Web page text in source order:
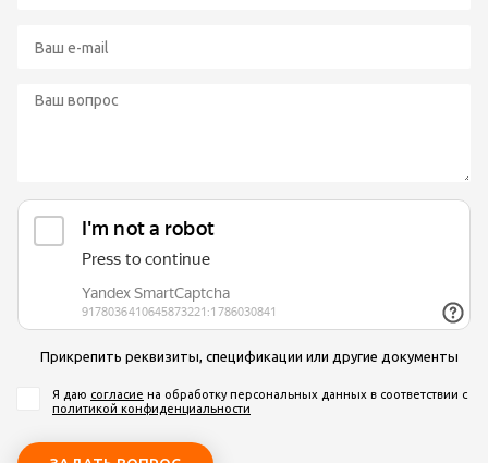
Прикрепить реквизиты, спецификации или другие документы
Я даю согласие на обработку персональных данных в соответствии с
политикой конфиденциальности